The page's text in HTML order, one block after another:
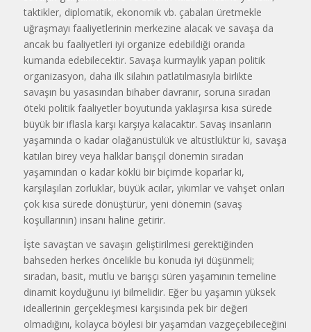
taktikler, diplomatik, ekonomik vb. çabaları üretmekle
uğraşmayı faaliyetlerinin merkezine alacak ve savaşa da
ancak bu faaliyetleri iyi organize edebildiği oranda
kumanda edebilecektir. Savaşa kurmaylık yapan politik
organizasyon, daha ilk silahın patlatılmasıyla birlikte
savaşın bu yasasından bihaber davranır, soruna sıradan
öteki politik faaliyetler boyutunda yaklaşırsa kısa sürede
büyük bir iflasla karşı karşıya kalacaktır. Savaş insanların
yaşamında o kadar olağanüstülük ve altüstlüktür ki, savaşa
katılan birey veya halklar barışçıl dönemin sıradan
yaşamından o kadar köklü bir biçimde koparlar ki,
karşılaşılan zorluklar, büyük acılar, yıkımlar ve vahşet onları
çok kısa sürede dönüştürür, yeni dönemin (savaş
koşullarının) insanı haline getirir.
İşte savaştan ve savaşın geliştirilmesi gerektiğinden
bahseden herkes öncelikle bu konuda iyi düşünmeli;
sıradan, basit, mutlu ve barışçı süren yaşamının temeline
dinamit koyduğunu iyi bilmelidir. Eğer bu yaşamın yüksek
ideallerinin gerçekleşmesi karşısında pek bir değeri
olmadığını, kolayca böylesi bir yaşamdan vazgeçebileceğini